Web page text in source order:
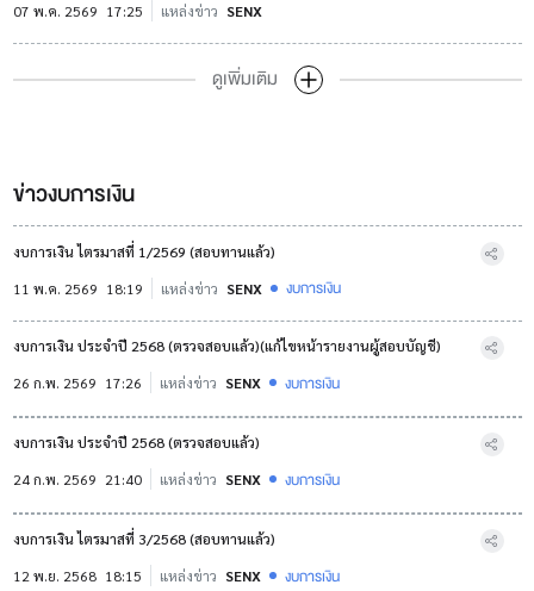
07 พ.ค. 2569 17:25 แหล่งข่าว SENX
ดูเพิ่มเติม
ข่าวงบการเงิน
งบการเงิน ไตรมาสที่ 1/2569 (สอบทานแล้ว)
11 พ.ค. 2569 18:19 แหล่งข่าว SENX งบการเงิน
งบการเงิน ประจำปี 2568 (ตรวจสอบแล้ว)(แก้ไขหน้ารายงานผู้สอบบัญชี)
26 ก.พ. 2569 17:26 แหล่งข่าว SENX งบการเงิน
งบการเงิน ประจำปี 2568 (ตรวจสอบแล้ว)
24 ก.พ. 2569 21:40 แหล่งข่าว SENX งบการเงิน
งบการเงิน ไตรมาสที่ 3/2568 (สอบทานแล้ว)
12 พ.ย. 2568 18:15 แหล่งข่าว SENX งบการเงิน